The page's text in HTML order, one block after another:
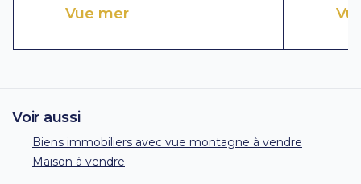
Vue mer
Voir aussi
Biens immobiliers avec vue montagne à vendre
Maison à vendre